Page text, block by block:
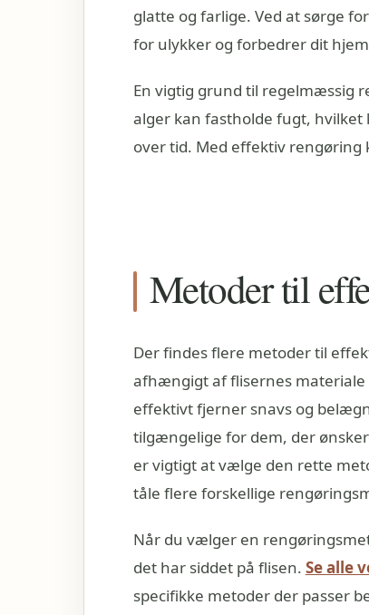
glatte og farlige. Ved at sørge
for ulykker og forbedrer dit
En vigtig grund til regelmæssig
alger kan fastholde fugt, hvilket
over tid. Med effektiv rengøring
Metoder til
Der findes flere metoder til
afhængigt af flisernes
effektivt fjerner snavs og
tilgængelige for dem, der
er vigtigt at vælge den rette
tåle flere forskellige
Når du vælger en
det har siddet på flisen. Se alle
specifikke metoder der passer